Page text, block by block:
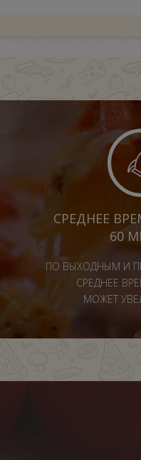
СРЕДНЕЕ
60
ПО ВЫХОДНЫМ И
СРЕДНЕЕ
МОЖЕТ